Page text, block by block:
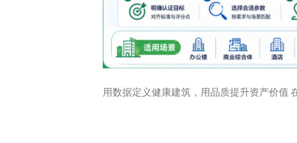
用数据定义健康建筑，用品质提升资产价值